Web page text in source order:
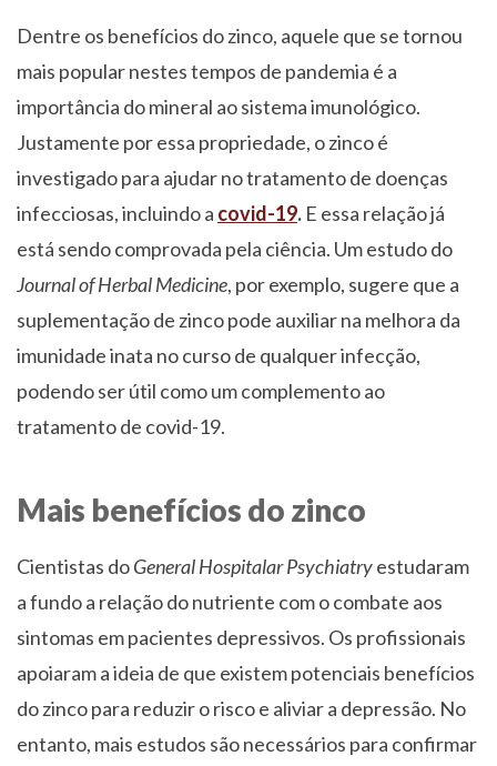
Dentre os benefícios do zinco, aquele que se tornou
mais popular nestes tempos de pandemia é a
importância do mineral ao sistema imunológico.
Justamente por essa propriedade, o zinco é
investigado para ajudar no tratamento de doenças
infecciosas, incluindo a covid-19. E essa relação já
está sendo comprovada pela ciência. Um estudo do
Journal of Herbal Medicine, por exemplo, sugere que a
suplementação de zinco pode auxiliar na melhora da
imunidade inata no curso de qualquer infecção,
podendo ser útil como um complemento ao
tratamento de covid-19.
Mais benefícios do zinco
Cientistas doGeneral Hospitalar Psychiatryestudaram
a fundo a relação do nutriente com o combate aos
sintomas em pacientes depressivos. Os profissionais
apoiaram a ideia de que existem potenciais benefícios
do zinco para reduzir o risco e aliviar a depressão. No
entanto, mais estudos são necessários para confirmar